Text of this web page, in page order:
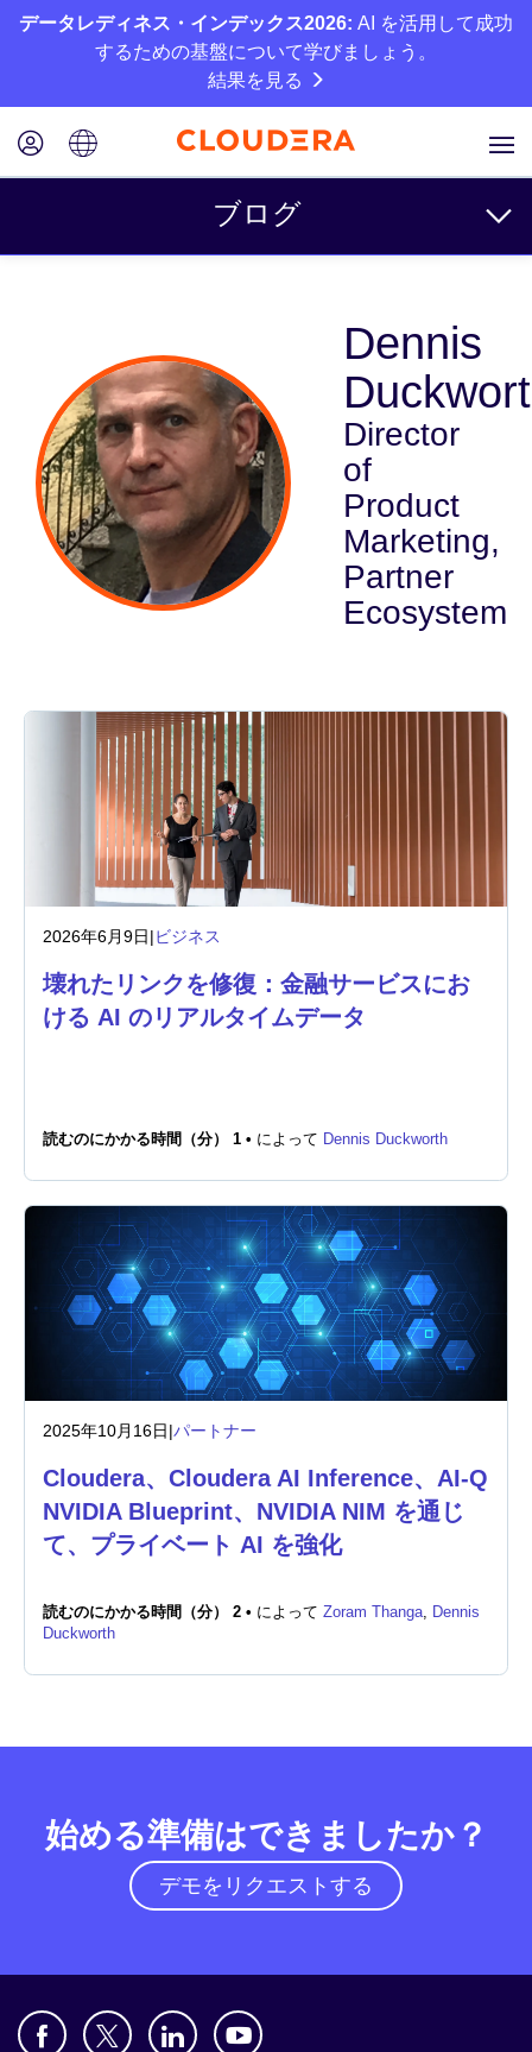
データレディネス・インデックス2026: AI を活用して成功
するための基盤について学びましょう。
結果を見る
ブログ
ビジネス
テクニカル
パートナー
カルチャー
テクノロジー
公的機関
ヘルスケア
ニュースルーム
Dennis
Director
of
Product
Marketing,
Partner
Ecosystem
2026年6月9日|ビジネス
壊れたリンクを修復：金融サービスにお
ける AI のリアルタイムデータ
読むのにかかる時間（分） 1 • によって Dennis Duckworth
2025年10月16日|パートナー
Cloudera、Cloudera AI Inference、AI-Q
NVIDIA Blueprint、NVIDIA NIM を通じ
て、プライベート AI を強化
読むのにかかる時間（分） 2 • によって Zoram Thanga, Dennis
Duckworth
始める準備はできましたか？
デモをリクエストする